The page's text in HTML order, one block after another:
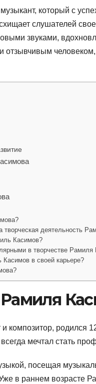
который с
слушателей
звуками,
отзывчивым
деятельность
Касимов?
в творчестве Рамиля
в своей карьере?
композитор, родился
мечтал стать
посещая
в раннем возрасте